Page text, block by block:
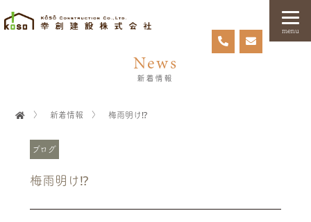
menu
News
新着情報
〉 新着情報 〉梅雨明け⁉
ブログ
梅雨明け⁉